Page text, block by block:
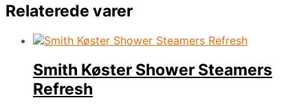
Relaterede varer
Smith Køster Shower Steamers
Refresh